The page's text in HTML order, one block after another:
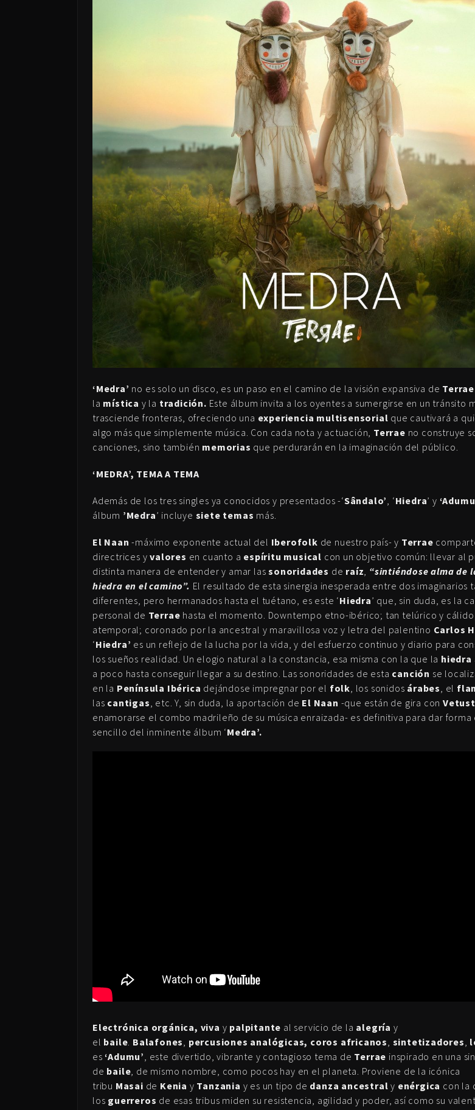
‘Medra’ no es solo un disco, es un paso en el camino de la visión expansiva de Terrae
la mística y la tradición. Este álbum invita a los oyentes a sumergirse en un tránsito
trasciende fronteras, ofreciendo una experiencia multisensorial que cautivará a
algo más que simplemente música. Con cada nota y actuación, Terrae no construye
canciones, sino también memorias que perdurarán en la imaginación del público.
‘MEDRA’, TEMA A TEMA
Además de los tres singles ya conocidos y presentados -‘Sândalo’ , ‘Hiedra’ y
álbum ’Medra’ incluye siete temas más.
El Naan -máximo exponente actual del Iberofolk de nuestro país- y Terrae
directrices yvalores en cuanto a espíritu musical con un objetivo común: llevar al
distinta manera de entender y amar lassonoridades de raíz “sintiéndose alma de
hiedra en el camino”. El resultado de esta sinergia inesperada entre dos imaginarios
diferentes, pero hermanados hasta el tuétano, es este ‘Hiedra’ que, sin duda, es la
personal de Terrae hasta el momento. Downtempo etno-ibérico; tan telúrico y
atemporal; coronado por la ancestral y maravillosa voz y letra del palentino Carlos
‘Hiedra’ es un reflejo de la lucha por la vida, y del esfuerzo continuo y diario para
los sueños realidad. Un elogio natural a la constancia, esa misma con la que la hiedra
a poco hasta conseguir llegar a su destino. Las sonoridades de esta canción se
en la Península Ibérica dejándose impregnar por el folk , los sonidos árabes , el
las cantigas , etc. Y, sin duda, la aportación de El Naan -que están de gira con
enamorarse el combo madrileño de su música enraizada- es definitiva para dar
sencillo del inminente álbum ‘Medra’.
Electrónica orgánica, viva y palpitante al servicio de la alegría y
el baile Balafones percusiones analógicas, coros africanos sintetizadores
es‘Adumu’ , este divertido, vibrante y contagioso tema de Terrae inspirado en una
de baile , de mismo nombre, como pocos hay en el planeta. Proviene de la icónica
tribu Masai de Kenia y Tanzania y es un tipo de danza ancestral y enérgica con la
los guerreros de esas tribus miden su resistencia, agilidad y poder, así como su